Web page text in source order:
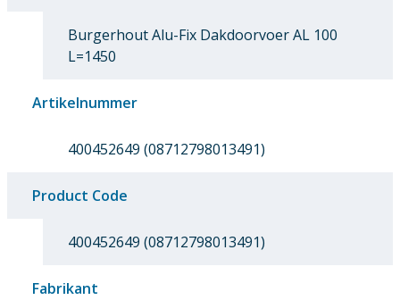
Burgerhout Alu-Fix Dakdoorvoer AL 100
L=1450
Artikelnummer
400452649 (08712798013491)
Product Code
400452649 (08712798013491)
Fabrikant